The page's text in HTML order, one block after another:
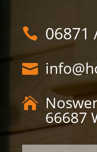
 06871


66687